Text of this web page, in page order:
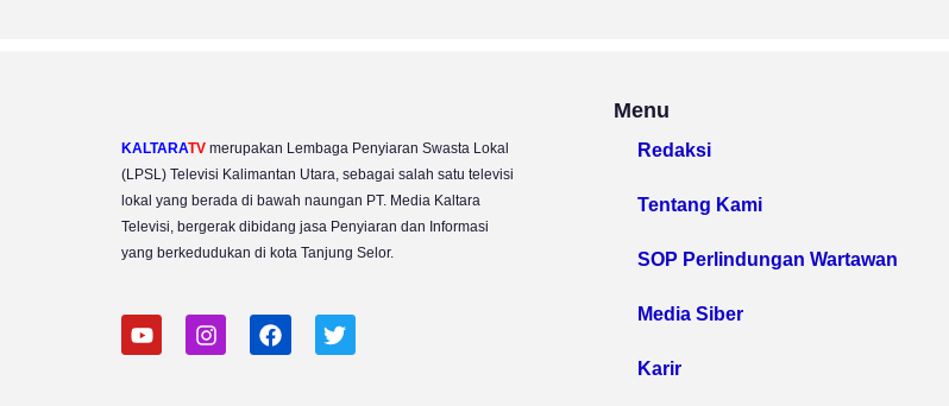
KALTARATV merupakan Lembaga Penyiaran Swasta Lokal
(LPSL) Televisi Kalimantan Utara, sebagai salah satu televisi
lokal yang berada di bawah naungan PT. Media Kaltara
Televisi, bergerak dibidang jasa Penyiaran dan Informasi
yang berkedudukan di kota Tanjung Selor.
o
u
n
s
a
c
w
i
Menu
Redaksi
Tentang Kami
SOP Perlindungan Wartawan
Media Siber
Karir